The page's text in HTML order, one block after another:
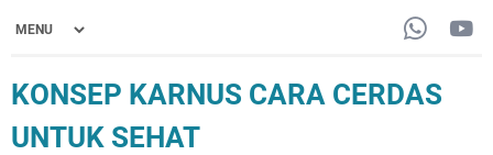
KONSEP KARNUS CARA CERDAS
UNTUK SEHAT